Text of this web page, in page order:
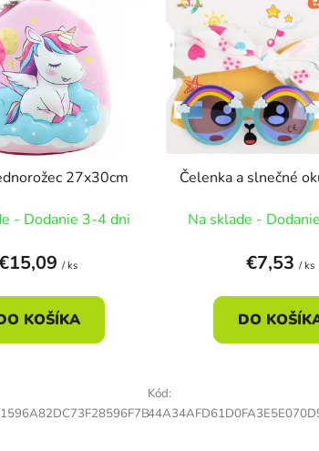
27x30cm
- Dodanie 3-4 dni
/ ks
KOŠÍKA
Čelenka a slnečné
Na sklade -
€7,53/ ks
DO
Kód: